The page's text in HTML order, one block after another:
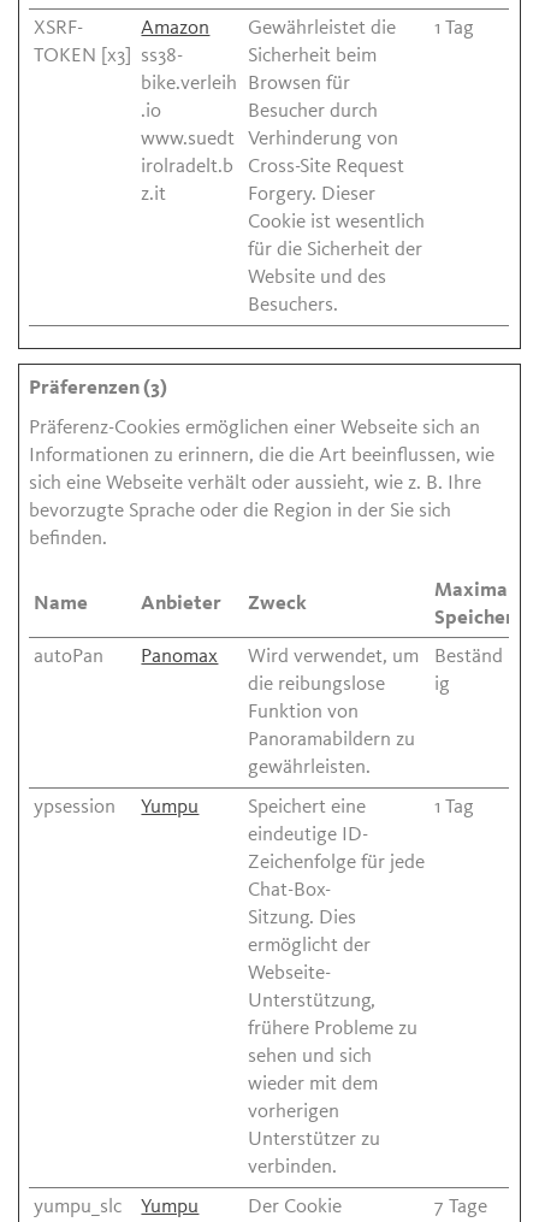
XSRF-
TOKEN [x3]
Amazon
ss38-
bike.verleih
.io
www.suedt
irolradelt.b
z.it
Gewährleistet die
Sicherheit beim
Browsen für
Besucher durch
Verhinderung von
Cross-Site Request
Forgery. Dieser
Cookie ist wesentlich
für die Sicherheit der
Website und des
Besuchers.
1 Tag
Präferenzen (3)
Präferenz-Cookies ermöglichen einer Webseite sich an
Informationen zu erinnern, die die Art beeinflussen, wie
sich eine Webseite verhält oder aussieht, wie z. B. Ihre
bevorzugte Sprache oder die Region in der Sie sich
befinden.
Name Anbieter Zweck
Maximale
autoPan
Panomax
Wird verwendet, um
die reibungslose
Funktion von
Panoramabildern zu
gewährleisten.
Beständ
ig
ypsession Yumpu
Speichert eine
eindeutige ID-
Zeichenfolge für jede
Chat-Box-
Sitzung. Dies
ermöglicht der
Webseite-
Unterstützung,
frühere Probleme zu
sehen und sich
wieder mit dem
vorherigen
Unterstützer zu
verbinden.
1 Tag
yumpu_slc Yumpu
Der Cookie
7 Tage